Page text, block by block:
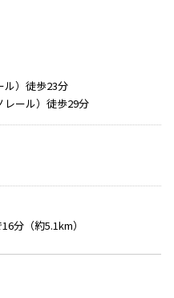
ル）徒歩23分
レール）徒歩29分
分（約5.1km）